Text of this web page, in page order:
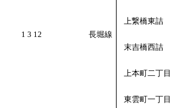
1 3 12 長堀線
上繋橋東詰
末吉橋西詰
上本町二丁目
東雲町一丁目